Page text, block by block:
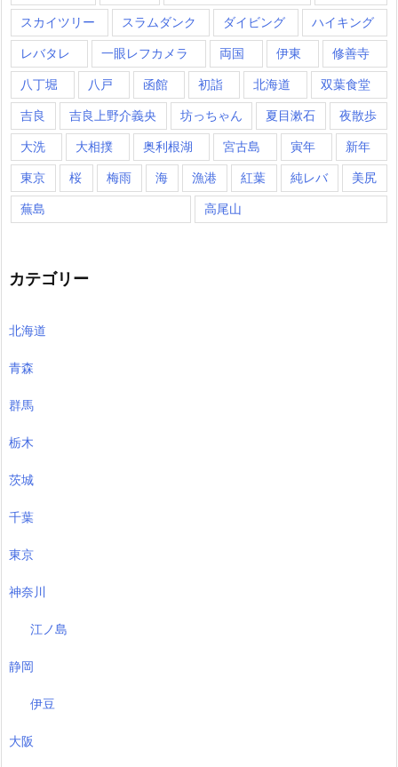
スカイツリー スラムダンク ダイビング ハイキング
レバタレ 一眼レフカメラ 両国 伊東 修善寺
八丁堀 八戸 函館 初詣 北海道 双葉食堂
吉良 吉良上野介義央 坊っちゃん 夏目漱石 夜散歩
大洗 大相撲 奥利根湖 宮古島 寅年 新年
東京 桜 梅雨 海 漁港 紅葉 純レバ 美尻
蕪島 高尾山
カテゴリー
北海道
青森
群馬
栃木
茨城
千葉
東京
神奈川
江ノ島
静岡
伊豆
大阪